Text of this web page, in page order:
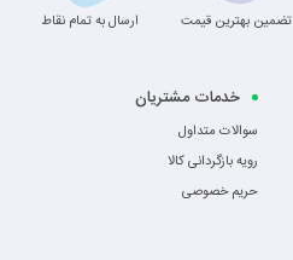
تضمین بهترین قیمت ارسال به تمام نقاط
خدمات مشتریان
سوالات متداول
رویه بازگردانی کالا
حریم خصوصی